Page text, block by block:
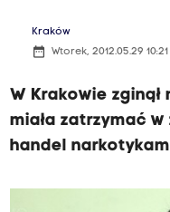
Kraków
date_range Wtorek, 2012.05.29 10:21
W Krakowie
miała zatrzymać
handel